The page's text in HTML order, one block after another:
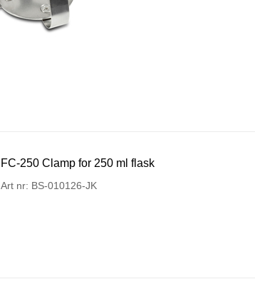
FC-250 Clamp for 250 ml flask
Art nr: BS-010126-JK